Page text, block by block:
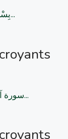
Le verset 104 de la sourate Âli ‘Imrân بِسْمِ...
Le verset 103 de la sourate Âli ‘Imrân (سورة آل...